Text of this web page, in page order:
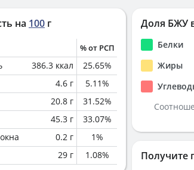
на 100 г
% от РСП
386.3 ккал 25.65%
4.6 г 5.11%
20.8 г 31.52%
45.3 г 33.07%
0.2 г 1%
29 г 1.08%
Доля БЖУ
Белки
Жиры
Получите